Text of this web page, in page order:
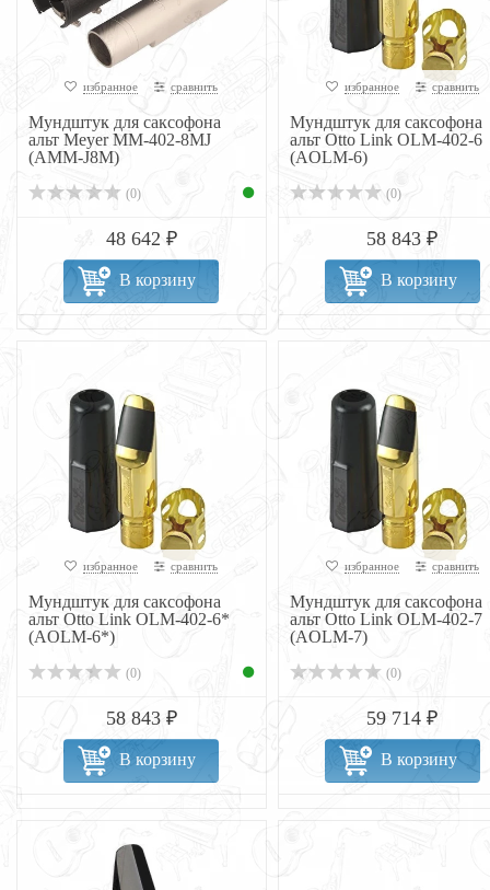
избранное сравнить
Мундштук для саксофона
альт Meyer MM-402-8MJ
(AMM-J8M)
(0)
48 642 ₽
В корзину
избранное сравнить
Мундштук для саксофона
альт Otto Link OLM-402-6
(AOLM-6)
(0)
58 843 ₽
В корзину
избранное сравнить
Мундштук для саксофона
альт Otto Link OLM-402-6*
(AOLM-6*)
(0)
58 843 ₽
В корзину
избранное сравнить
Мундштук для саксофона
альт Otto Link OLM-402-7
(AOLM-7)
(0)
59 714 ₽
В корзину